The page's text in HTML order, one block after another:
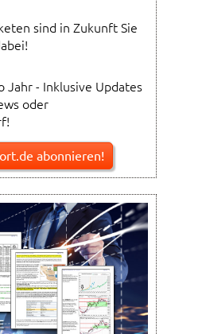
sind in Zukunft Sie
Jahr - Inklusive Updates
oder
abonnieren!